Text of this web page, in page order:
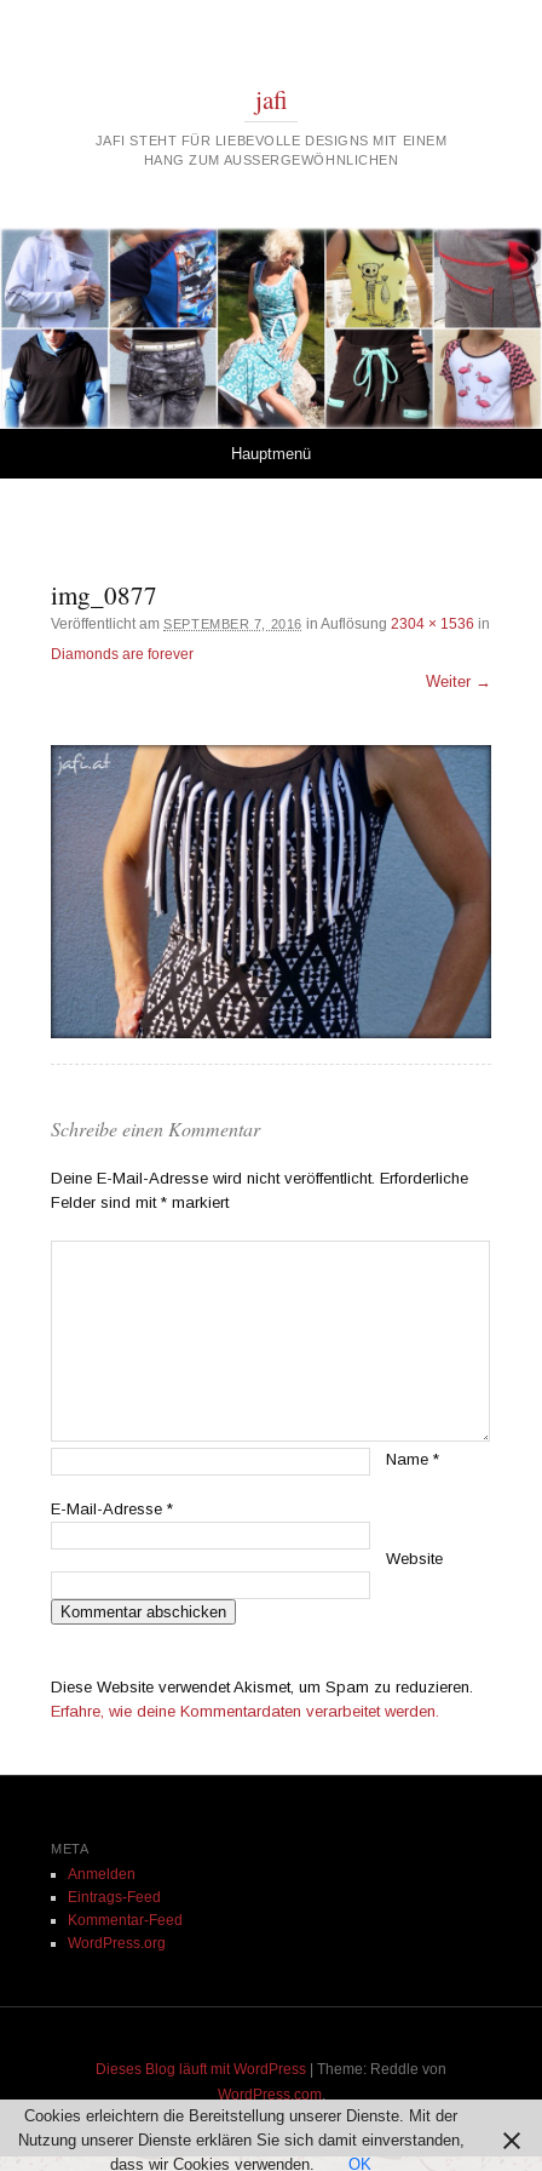
jafi
JAFI STEHT FÜR LIEBEVOLLE DESIGNS MIT EINEM
HANG ZUM AUSSERGEWÖHNLICHEN
Hauptmenü
img_0877
Veröffentlicht amSEPTEMBER 7, 2016 in Auflösung 2304 × 1536 in
Diamonds are forever
Weiter →
Schreibe einen Kommentar
Deine E-Mail-Adresse wird nicht veröffentlicht. Erforderliche
Felder sind mit* markiert
Name*
E-Mail-Adresse*
Website
Diese Website verwendet Akismet, um Spam zu reduzieren.
Erfahre, wie deine Kommentardaten verarbeitet werden.
META
Anmelden
Eintrags-Feed
Kommentar-Feed
WordPress.org
Dieses Blog läuft mit WordPress | Theme: Reddle von
WordPress.com.
Cookies erleichtern die Bereitstellung unserer Dienste. Mit der
Nutzung unserer Dienste erklären Sie sich damit einverstanden,
dass wir Cookies verwenden.
OK